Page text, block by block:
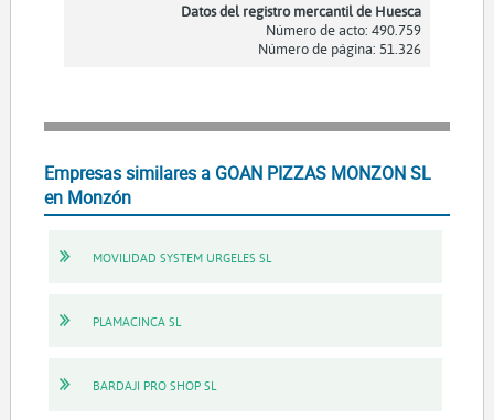
Datos del registro mercantil de Huesca
Número de acto: 490.759
Número de página: 51.326
Empresas similares a GOAN PIZZAS MONZON SL
en Monzón
MOVILIDAD SYSTEM URGELES SL
PLAMACINCA SL
BARDAJI PRO SHOP SL